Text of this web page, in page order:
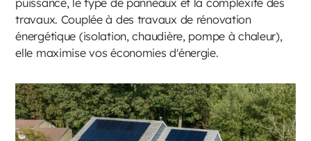
puissance, le type de panneaux et la complexité des
travaux. Couplée à des travaux de rénovation
énergétique (isolation, chaudière, pompe à chaleur),
elle maximise vos économies d'énergie.